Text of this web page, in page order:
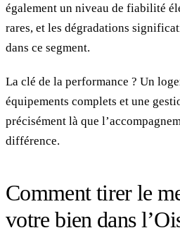
également un niveau de fiabilité
rares, et les dégradations
dans ce segment.
La clé de la performance ? Un
équipements complets et une
précisément là que
différence.
Comment tirer le
votre bien dans